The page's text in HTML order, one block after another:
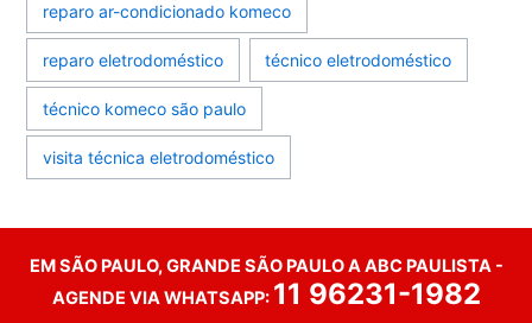
reparo ar-condicionado komeco
reparo eletrodoméstico técnico eletrodoméstico
técnico komeco são paulo
visita técnica eletrodoméstico
EM SÃO PAULO, GRANDE SÃO PAULO A ABC PAULISTA -
AGENDE VIA WHATSAPP: 11 96231-1982